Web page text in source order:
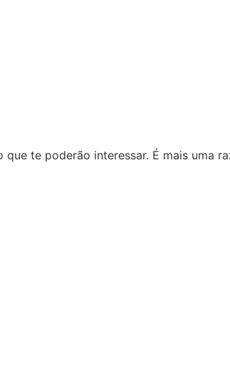
te poderão interessar. É mais uma